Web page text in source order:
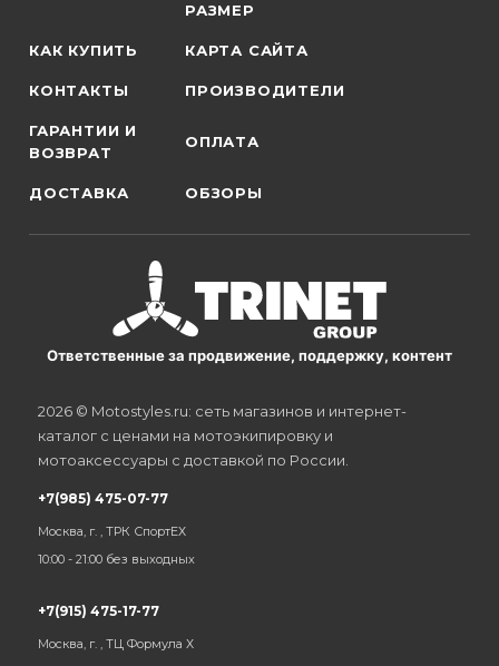
РАЗМЕР
КАК КУПИТЬ КАРТА САЙТА
КОНТАКТЫ ПРОИЗВОДИТЕЛИ
ГАРАНТИИ И
ВОЗВРАТ
ОПЛАТА
ДОСТАВКА ОБЗОРЫ
Ответственные за продвижение, поддержку, контент
2026 © Motostyles.ru: сеть магазинов и интернет-
каталог с ценами на мотоэкипировку и
мотоаксессуары с доставкой по России.
+7(985) 475-07-77
Москва, г. , ТРК СпортЕХ
10:00 - 21:00 без выходных
+7(915) 475-17-77
Москва, г. , ТЦ Формула Х